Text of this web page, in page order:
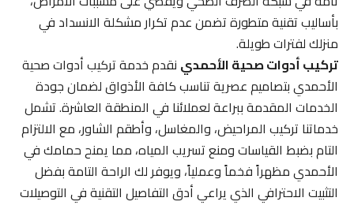
بأساليب تقنية متطورة تضمن عدم تكرار مشكلة الانسداد في
منزلك لفترات طويلة.
تركيب أدوات صحية الأحمدينقدم خدمة تركيب أدوات صحية
الأحمدي بتصاميم عصرية تناسب كافة الأذواق لضمان جودة
الخدمات المقدمة ببراعة لعملائنا في المنطقة العاشرة. تشمل
خدماتنا تركيب المراحيض، والمغاسل، وأطقم الشاور، مع الالتزام
التام بضبط القياسات ومنع تسريب المياه، مما يمنح حمامك في
الأحمدي مظهراً فخماً وعملياً، ويوفر لك الراحة التامة بفضل
التثبيت الاحترافي الذي يراعي أدق التفاصيل التقنية في التوصيلات